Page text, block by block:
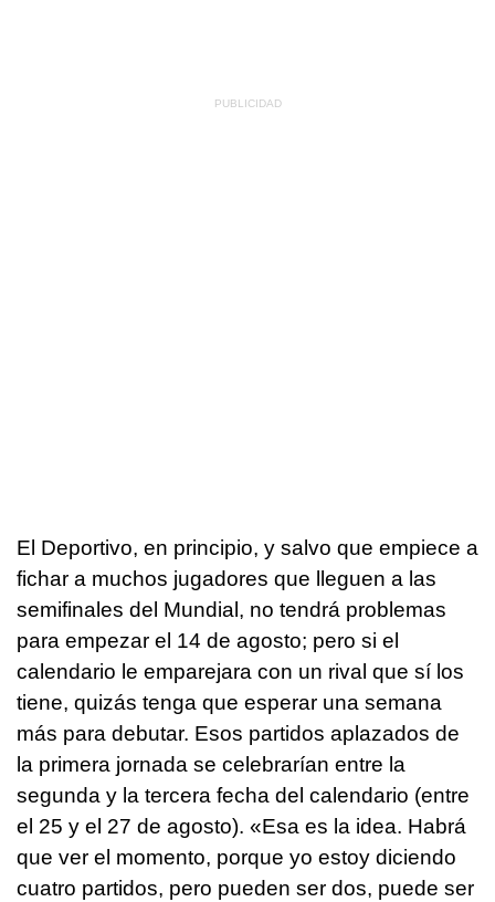
El Deportivo, en principio, y salvo que empiece a
fichar a muchos jugadores que lleguen a las
semifinales del Mundial, no tendrá problemas
para empezar el 14 de agosto; pero si el
calendario le emparejara con un rival que sí los
tiene, quizás tenga que esperar una semana
más para debutar. Esos partidos aplazados de
la primera jornada se celebrarían entre la
segunda y la tercera fecha del calendario (entre
el 25 y el 27 de agosto). «Esa es la idea. Habrá
que ver el momento, porque yo estoy diciendo
cuatro partidos, pero pueden ser dos, puede ser